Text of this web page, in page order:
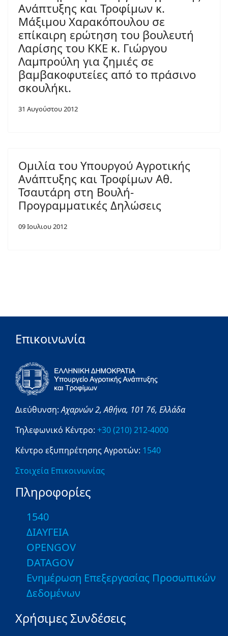
Ανάπτυξης και Τροφίμων κ.
Μάξιμου Χαρακόπουλου σε
επίκαιρη ερώτηση του βουλευτή
Λαρίσης του ΚΚΕ κ. Γιώργου
Λαμπρούλη για ζημιές σε
βαμβακοφυτείες από το πράσινο
σκουλήκι.
31 Αυγούστου 2012
Ομιλία του Υπουργού Αγροτικής
Ανάπτυξης και Τροφίμων Αθ.
Τσαυτάρη στη Βουλή-
Προγραμματικές Δηλώσεις
09 Ιουλιου 2012
Επικοινωνία
Διεύθυνση:Αχαρνών 2,Αθήνα, 101 76, Ελλάδα
Τηλεφωνικό Κέντρο: +30 (210) 212-4000
Κέντρο εξυπηρέτησης Αγροτών: 1540
Στοιχεία Επικοινωνίας
Πληροφορίες
1540
ΔΙΑΥΓΕΙΑ
OPENGOV
DATAGOV
Ενημέρωση Επεξεργασίας Προσωπικών
Δεδομένων
Χρήσιμες Συνδέσεις